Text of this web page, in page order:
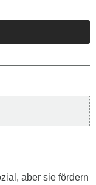
aber sie fördern